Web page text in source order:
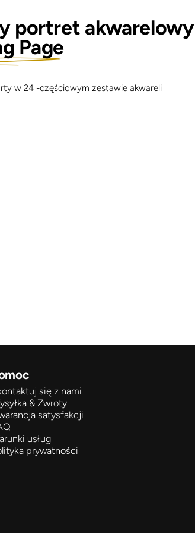
portret akwarelowy
Page
w 24 -częściowym zestawie akwareli
się z nami
& Zwroty
satysfakcji
usług
prywatności